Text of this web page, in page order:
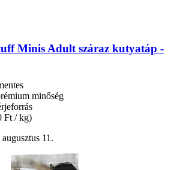
Minis Adult száraz kutyatáp -​
minőség
Ft / kg)
11.